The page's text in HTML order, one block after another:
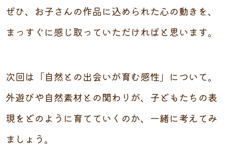
ぜひ、お子さんの作品に込められた心の動きを、
まっすぐに感じ取っていただければと思います。
次回は「自然との出会いが育む感性」について。
外遊びや自然素材との関わりが、子どもたちの表
現をどのように育てていくのか、一緒に考えてみ
ましょう。